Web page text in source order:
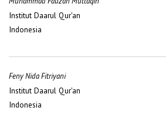
Institut Daarul Qur'an
Indonesia
Feny Nida Fitriyani
Institut Daarul Qur'an
Indonesia